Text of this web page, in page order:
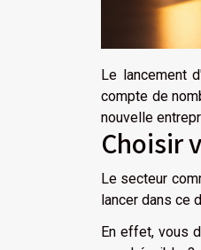
Le lancement
compte de
nouvelle
Choisir
Le secteur
lancer dans ce
En effet, vous